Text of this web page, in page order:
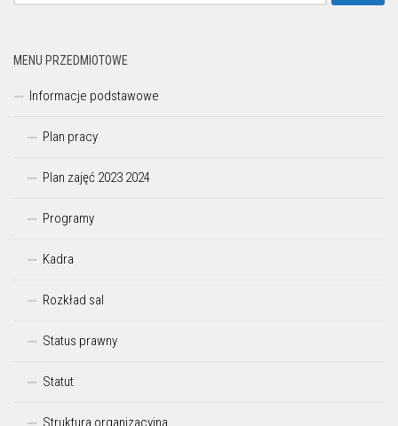
MENU PRZEDMIOTOWE
Informacje podstawowe
Plan pracy
Plan zajęć 2023 2024
Programy
Kadra
Rozkład sal
Status prawny
Statut
Struktura organizacyjna